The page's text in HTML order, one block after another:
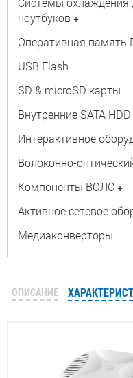
ноутбуков +
Оперативная память
USB Flash
SD & microSD карты
Внутренние SATA
Интерактивное
Волоконно-
Компоненты ВОЛС +
Активное сетевое
Медиаконверторы
ОПИСАНИЕ